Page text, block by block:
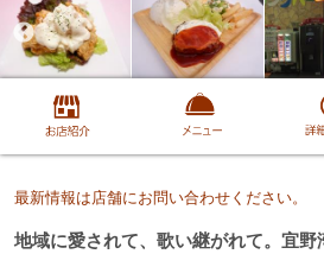
最新情報は店舗にお問い合わせください。
地域に愛されて、歌い継がれて。宜野